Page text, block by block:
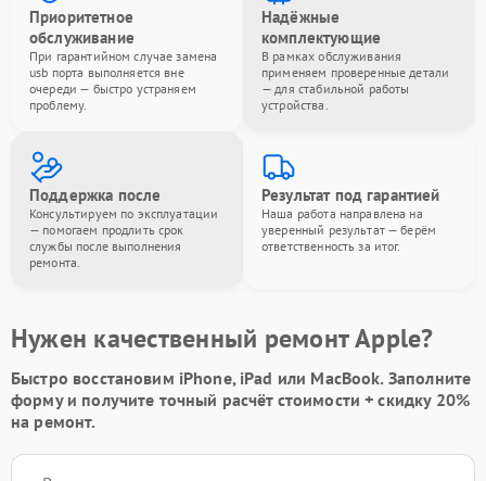
Приоритетное
обслуживание
При гарантийном случае замена
usb порта выполняется вне
очереди — быстро устраняем
проблему.
Надёжные
комплектующие
В рамках обслуживания
применяем проверенные детали
— для стабильной работы
устройства.
Поддержка после
Консультируем по эксплуатации
— помогаем продлить срок
службы после выполнения
ремонта.
Результат под гарантией
Наша работа направлена на
уверенный результат — берём
ответственность за итог.
Нужен качественный ремонт Apple?
Быстро восстановим iPhone, iPad или MacBook. Заполните
формуи получите точный расчёт стоимости +скидку 20%
на ремонт.